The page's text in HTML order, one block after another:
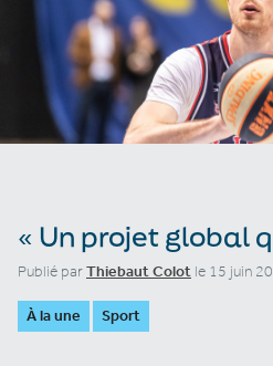
« Un projet global
Publié parThiebaut Colot le 15 juin
À la une Sport